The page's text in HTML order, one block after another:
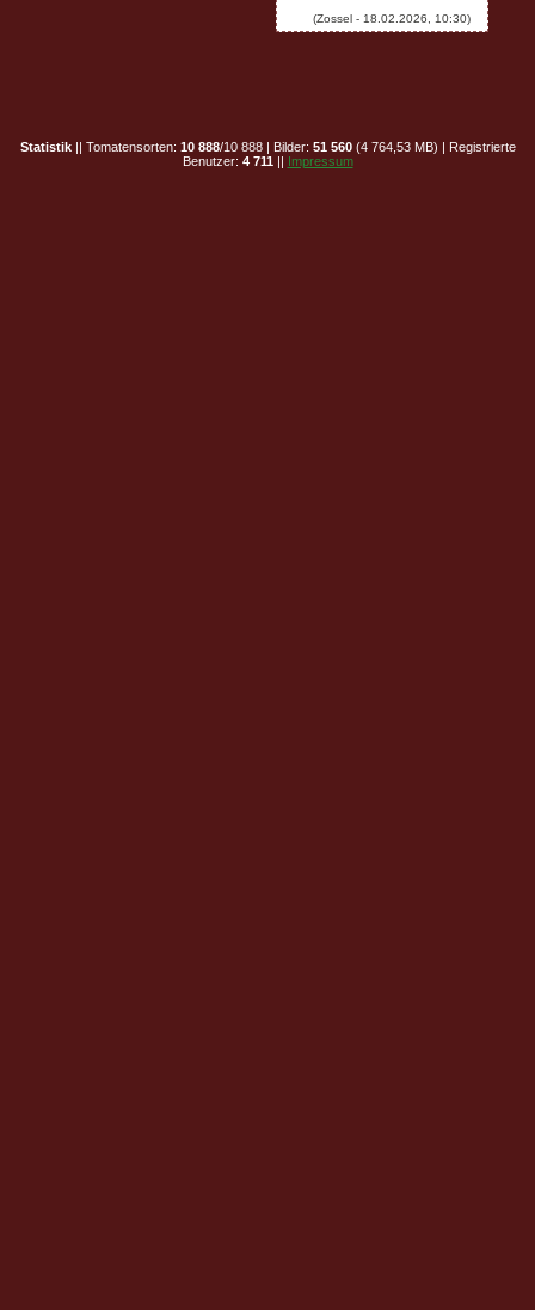
Statistik|| Tomatensorten: 10 888/10 888 | Bilder: 51 560(4 764,53 MB) | Registrierte
Benutzer: 4 711 || Impressum